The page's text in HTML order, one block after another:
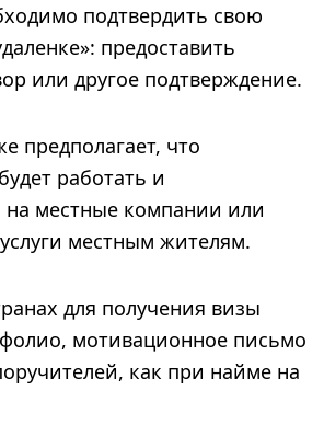
подтвердить свою
предоставить
или другое подтверждение.
предполагает, что
работать и
на местные компании или
местным жителям.
для получения визы
мотивационное письмо
как при найме на